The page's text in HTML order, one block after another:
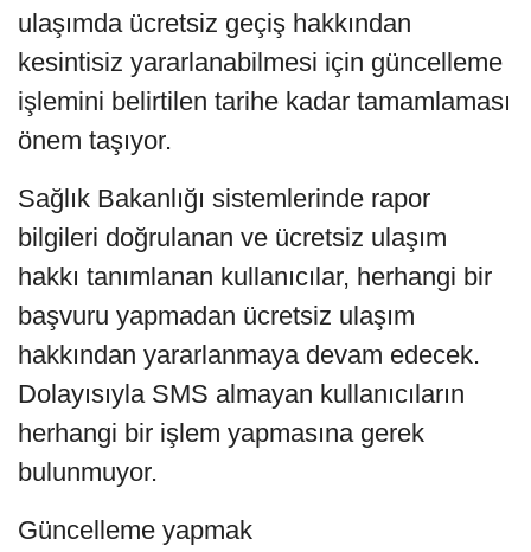
ulaşımda ücretsiz geçiş hakkından
kesintisiz yararlanabilmesi için güncelleme
işlemini belirtilen tarihe kadar tamamlaması
önem taşıyor.
Sağlık Bakanlığı sistemlerinde rapor
bilgileri doğrulanan ve ücretsiz ulaşım
hakkı tanımlanan kullanıcılar, herhangi bir
başvuru yapmadan ücretsiz ulaşım
hakkından yararlanmaya devam edecek.
Dolayısıyla SMS almayan kullanıcıların
herhangi bir işlem yapmasına gerek
bulunmuyor.
Güncelleme yapmak